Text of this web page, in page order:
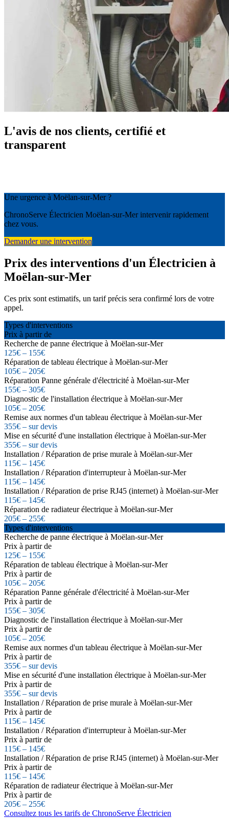
L'avis de nos clients, certifié et
transparent
Une urgence à Moëlan-sur-Mer ?
ChronoServe Électricien Moëlan-sur-Mer intervenir rapidement
chez vous.
Demander une intervention
Prix des interventions d'un Électricien à
Moëlan-sur-Mer
Ces prix sont estimatifs, un tarif précis sera confirmé lors de votre
appel.
Types d'interventions
Prix à partir de
Recherche de panne électrique à Moëlan-sur-Mer
125€ – 155€
Réparation de tableau électrique à Moëlan-sur-Mer
105€ – 205€
Réparation Panne générale d'électricité à Moëlan-sur-Mer
155€ – 305€
Diagnostic de l'installation électrique à Moëlan-sur-Mer
105€ – 205€
Remise aux normes d'un tableau électrique à Moëlan-sur-Mer
355€ – sur devis
Mise en sécurité d'une installation électrique à Moëlan-sur-Mer
355€ – sur devis
Installation / Réparation de prise murale à Moëlan-sur-Mer
115€ – 145€
Installation / Réparation d'interrupteur à Moëlan-sur-Mer
115€ – 145€
Installation / Réparation de prise RJ45 (internet) à Moëlan-sur-Mer
115€ – 145€
Réparation de radiateur électrique à Moëlan-sur-Mer
205€ – 255€
Types d'interventions
Recherche de panne électrique à Moëlan-sur-Mer
Prix à partir de
125€ – 155€
Réparation de tableau électrique à Moëlan-sur-Mer
Prix à partir de
105€ – 205€
Réparation Panne générale d'électricité à Moëlan-sur-Mer
Prix à partir de
155€ – 305€
Diagnostic de l'installation électrique à Moëlan-sur-Mer
Prix à partir de
105€ – 205€
Remise aux normes d'un tableau électrique à Moëlan-sur-Mer
Prix à partir de
355€ – sur devis
Mise en sécurité d'une installation électrique à Moëlan-sur-Mer
Prix à partir de
355€ – sur devis
Installation / Réparation de prise murale à Moëlan-sur-Mer
Prix à partir de
115€ – 145€
Installation / Réparation d'interrupteur à Moëlan-sur-Mer
Prix à partir de
115€ – 145€
Installation / Réparation de prise RJ45 (internet) à Moëlan-sur-Mer
Prix à partir de
115€ – 145€
Réparation de radiateur électrique à Moëlan-sur-Mer
Prix à partir de
205€ – 255€
Consultez tous les tarifs de ChronoServe Électricien